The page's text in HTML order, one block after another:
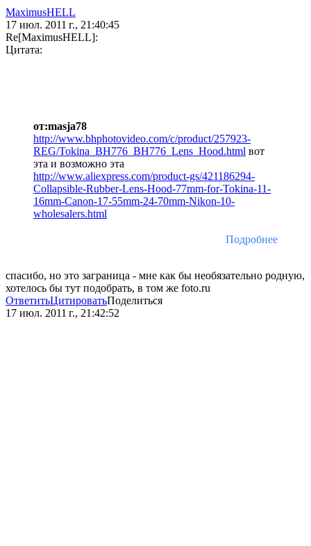
MaximusHELL
17 июл. 2011 г., 21:40:45
Re[MaximusHELL]:
Цитата:
от:masja78
http://www.bhphotovideo.com/c/product/257923-
REG/Tokina_BH776_BH776_Lens_Hood.html вот
эта и возможно эта
http://www.aliexpress.com/product-gs/421186294-
Collapsible-Rubber-Lens-Hood-77mm-for-Tokina-11-
16mm-Canon-17-55mm-24-70mm-Nikon-10-
wholesalers.html
Подробнее
спасибо, но это заграница - мне как бы необязательно родную,
хотелось бы тут подобрать, в том же foto.ru
ОтветитьЦитироватьПоделиться
17 июл. 2011 г., 21:42:52